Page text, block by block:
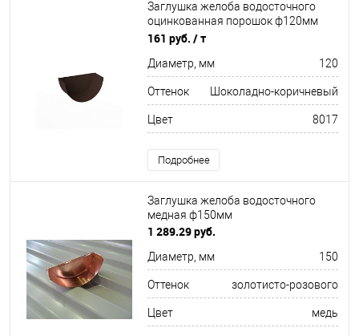
Заглушка желоба водосточного
оцинкованная порошок ф120мм
RAL 8017
161 руб. / т
Диаметр, мм 120
Оттенок Шоколадно-коричневый
Цвет 8017
Подробнее
Заглушка желоба водосточного
медная ф150мм
1 289.29 руб.
Диаметр, мм 150
Оттенок золотисто-розового
Цвет медь